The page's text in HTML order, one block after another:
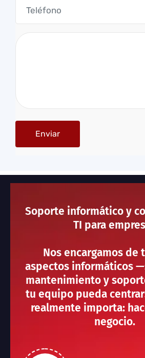
Soporte informático y
TI para
Nos encargamos de
aspectos informáticos
mantenimiento y
tu equipo pueda
realmente importa:
negocio.